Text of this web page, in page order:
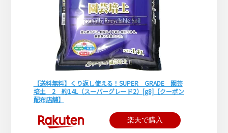
【送料無料】くり返し使える！SUPER GRADE 園芸
培土 2 約14L（スーパーグレード2）[g8]【クーポン
配布店舗】
楽天で購入